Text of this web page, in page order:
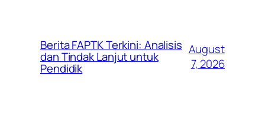
Berita FAPTK Terkini: Analisis
dan Tindak Lanjut untuk
Pendidik
August
7, 2026